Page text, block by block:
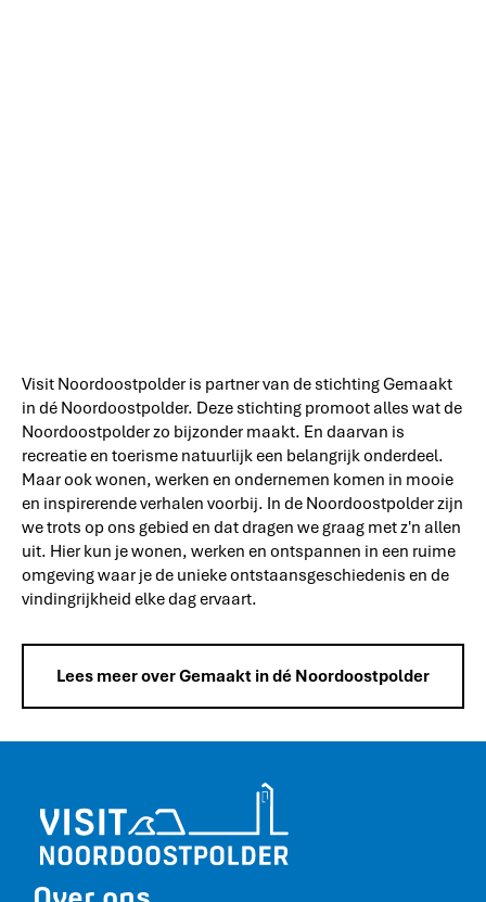
Visit Noordoostpolder is partner van de stichting Gemaakt
in dé Noordoostpolder. Deze stichting promoot alles wat de
Noordoostpolder zo bijzonder maakt. En daarvan is
recreatie en toerisme natuurlijk een belangrijk onderdeel.
Maar ook wonen, werken en ondernemen komen in mooie
en inspirerende verhalen voorbij. In de Noordoostpolder zijn
we trots op ons gebied en dat dragen we graag met z'n allen
uit. Hier kun je wonen, werken en ontspannen in een ruime
omgeving waar je de unieke ontstaansgeschiedenis en de
vindingrijkheid elke dag ervaart.
Lees meer over Gemaakt in dé Noordoostpolder